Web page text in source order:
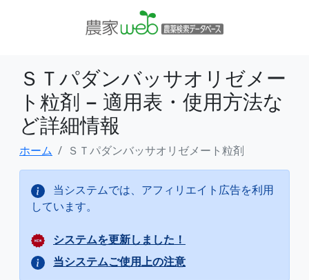
ＳＴパダンバッサオリゼメー
ト粒剤 − 適用表・使用方法な
ど詳細情報
ホーム ＳＴパダンバッサオリゼメート粒剤
当システムでは、アフィリエイト広告を利用
しています。
システムを更新しました！
当システムご使用上の注意